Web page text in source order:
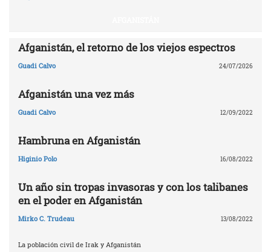
Afganistán, el retorno de los viejos espectros
Guadi Calvo 24/07/2026
Afganistán una vez más
Guadi Calvo 12/09/2022
Hambruna en Afganistán
Higinio Polo 16/08/2022
Un año sin tropas invasoras y con los talibanes
en el poder en Afganistán
Mirko C. Trudeau 13/08/2022
La población civil de Irak y Afganistán